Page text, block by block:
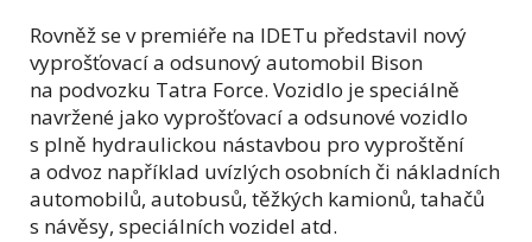
Rovněž se v premiéře na IDETu představil nový
vyprošťovací a odsunový automobil Bison
na podvozku Tatra Force. Vozidlo je speciálně
navržené jako vyprošťovací a odsunové vozidlo
s plně hydraulickou nástavbou pro vyproštění
a odvoz například uvízlých osobních či nákladních
automobilů, autobusů, těžkých kamionů, tahačů
s návěsy, speciálních vozidel atd.